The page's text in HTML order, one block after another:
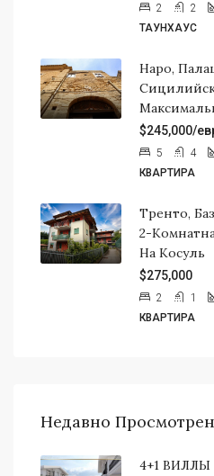
2 2
ТАУНХАУС
Наро,
$245,000/
5 4
КВАРТИРА
Тренто,
2-
На Косуль
$275,000
2 1
КВАРТИРА
Недавно
4+1